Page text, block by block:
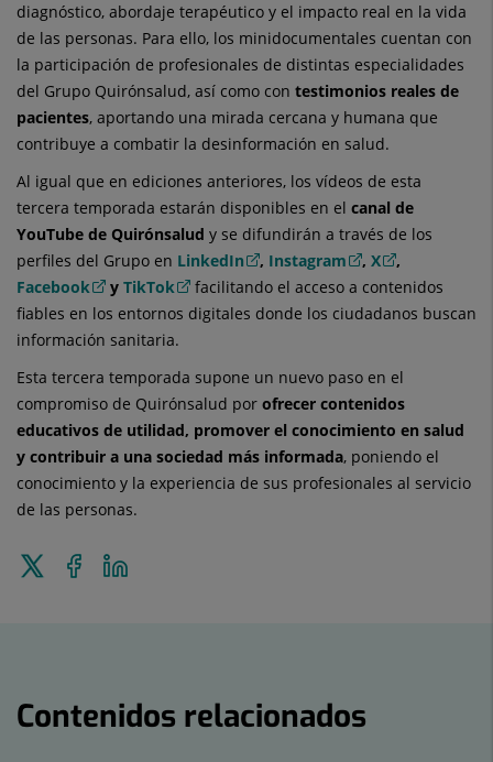
diagnóstico, abordaje terapéutico y el impacto real en la vida
de las personas. Para ello, los minidocumentales cuentan con
la participación de profesionales de distintas especialidades
del Grupo Quirónsalud, así como con testimonios reales de
pacientes, aportando una mirada cercana y humana que
contribuye a combatir la desinformación en salud.
Al igual que en ediciones anteriores, los vídeos de esta
tercera temporada estarán disponibles en el canal de
YouTube de Quirónsalud y se difundirán a través de los
perfiles del Grupo en LinkedIn , Instagram , X
,
Facebook
y TikTok
facilitando el acceso a contenidos
fiables en los entornos digitales donde los ciudadanos buscan
información sanitaria.
Esta tercera temporada supone un nuevo paso en el
compromiso de Quirónsalud por ofrecer contenidos
educativos de utilidad, promover el conocimiento en salud
y contribuir a una sociedad más informada, poniendo el
conocimiento y la experiencia de sus profesionales al servicio
de las personas.
Enviar
Compartir
Contenidos relacionados